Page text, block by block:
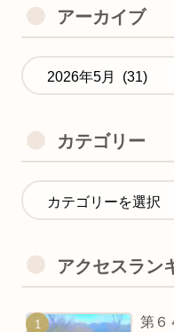
アーカイブ
カテゴリー
アクセスラン
第６